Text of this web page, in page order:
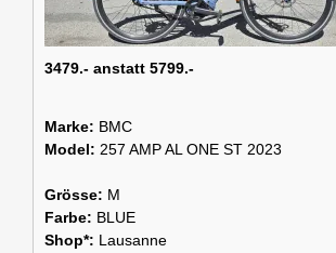
3479.- anstatt 5799.-
Marke: BMC
Model: 257 AMP AL ONE ST 2023
Grösse: M
Farbe: BLUE
Shop*: Lausanne